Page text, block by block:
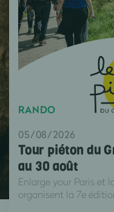
RANDO
05/08/2026
Tour piéton du
au 30 août
Enlarge your Paris et
organisent la 7e